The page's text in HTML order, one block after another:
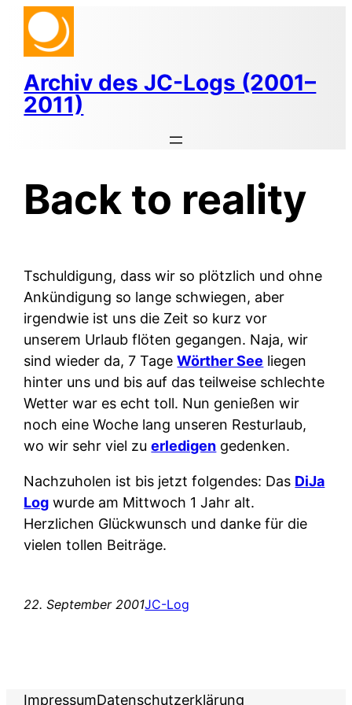
Zum
Inhalt
springen
Archiv des JC-Logs (2001–
2011)
Back to reality
Tschuldigung, dass wir so plötzlich und ohne
Ankündigung so lange schwiegen, aber
irgendwie ist uns die Zeit so kurz vor
unserem Urlaub flöten gegangen. Naja, wir
sind wieder da, 7 TageWörther See liegen
hinter uns und bis auf das teilweise schlechte
Wetter war es echt toll. Nun genießen wir
noch eine Woche lang unseren Resturlaub,
wo wir sehr viel zuerledigen gedenken.
Nachzuholen ist bis jetzt folgendes: Das DiJa
Log wurde am Mittwoch 1 Jahr alt.
Herzlichen Glückwunsch und danke für die
vielen tollen Beiträge.
22. September 2001JC-Log
ImpressumDatenschutzerklärung